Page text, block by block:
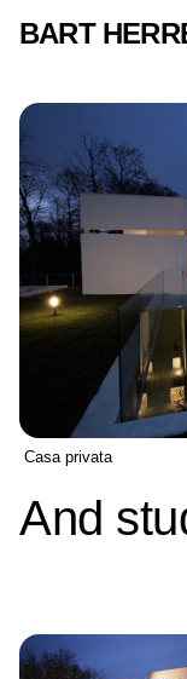
BART
Casa privata
And